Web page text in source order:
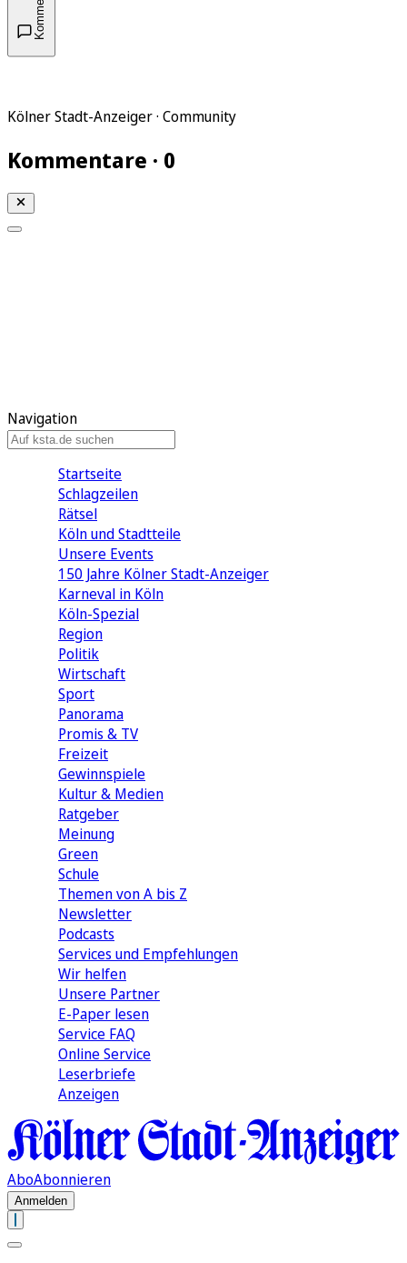
Kölner Stadt-Anzeiger · Community
Kommentare · 0
Navigation
Startseite
Schlagzeilen
Rätsel
Köln und Stadtteile
Unsere Events
150 Jahre Kölner Stadt-Anzeiger
Karneval in Köln
Köln-Spezial
Region
Politik
Wirtschaft
Sport
Panorama
Promis & TV
Freizeit
Gewinnspiele
Kultur & Medien
Ratgeber
Meinung
Green
Schule
Themen von A bis Z
Newsletter
Podcasts
Services und Empfehlungen
Wir helfen
Unsere Partner
E-Paper lesen
Service FAQ
Online Service
Leserbriefe
Anzeigen
AboAbonnieren
Anmelden